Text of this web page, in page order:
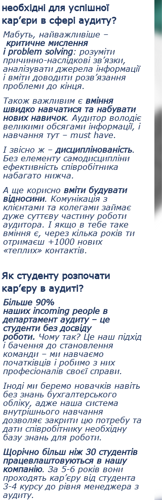
необхідні для успішної
кар’єри в сфері аудиту?
Мабуть, найважливіше –
критичне мислення
і problem solving: розуміти
причинно-наслідкові зв’язки,
аналізувати джерела інформації
і вміти доводити розв’язання
проблеми до кінця.
Також важливим є вміння
швидко навчатися та набувати
нових навичок. Аудитор володіє
великими обсягами інформації, і
навчання тут – must have.
І звісно ж – дисциплінованість.
Без елементу самодисципліни
ефективність співробітника
набагато нижча.
А ще корисно вміти будувати
відносини. Комунікація з
клієнтами та колегами займає
дуже суттєву частину роботи
аудитора. І якщо в тебе таке
вміння є, через кілька років ти
отримаєш +1000 нових
«теплих» контактів.
Як студенту розпочати
кар’єру в аудиті?
Більше 90%
наших incoming people в
департамент аудиту – це
студенти без досвіду
роботи. Чому так? Це наш підхід
і бачення до становлення
команди – ми навчаємо
початківців і робимо з них
професіоналів своєї справи.
Іноді ми беремо новачків навіть
без знань бухгалтерського
обліку, адже наша система
внутрішнього навчання
дозволяє закрити цю потребу та
дати співробітнику необхідну
базу знань для роботи.
Щорічно більш ніж 30 студентів
працевлаштовуються в нашу
компанію. За 5-6 років вони
проходять кар’єру від студента
3-4 курсу до рівня менеджера з
аудиту.